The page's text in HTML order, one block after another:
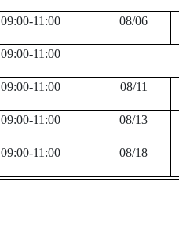
09:00-11:00 08/06
09:00-11:00
09:00-11:00 08/11
09:00-11:00 08/13
09:00-11:00 08/18